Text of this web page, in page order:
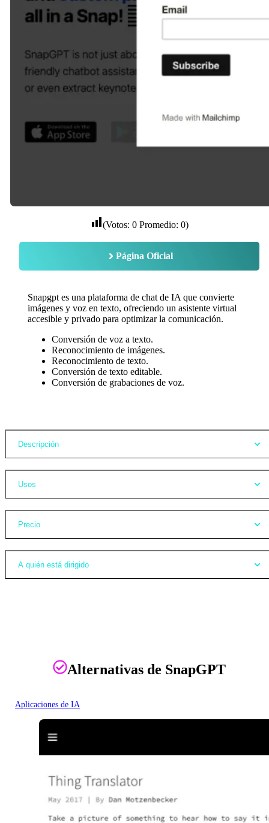
(Votos: 0Promedio: 0)
Página Oficial
Snapgpt es una plataforma de chat de IA que convierte
imágenes y voz en texto, ofreciendo un asistente virtual
accesible y privado para optimizar la comunicación.
Conversión de voz a texto.
Reconocimiento de imágenes.
Reconocimiento de texto.
Conversión de texto editable.
Conversión de grabaciones de voz.
Descripción
Usos
Precio
A quién está dirigido
Alternativas de SnapGPT
Aplicaciones de IA